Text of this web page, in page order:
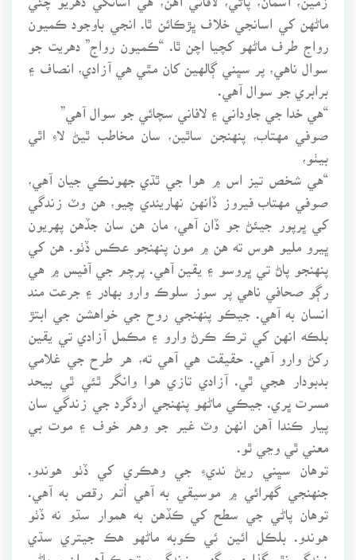
ماڻهن کي اسانجي خلاف ڀڙڪائن ٿا. انجي باوجود ڪميون
رواج طرف ماڻهو کچيا اچن ٿا. “ڪميون رواج” دهريت جو
سوال ناهي، پر سڀني ڳالهين کان مٿي هي آزادي، انصاف ۽
برابري جو سوال آهي.
“هي خدا جي جاوداني ۽ لافاني سچائي جو سوال آهي”
صوفي مهتاب، پنهنجن ساٿين، سان مخاطب ٿيڻ لاءِ اٿي
“هي شخص تيز اس ۾ هوا جي ٿڌي جهونڪي جيان آهي،
صوفي مهتاب فيروز ڏانهن نهاريندي چيو، هن وٽ زندگي
کي ڀرپور جيئڻ جو ڏان آهي، مان هن سان جڏهن پهريون
ڀيرو مليو هوس ته هن ۾ مون پنهنجو عڪس ڏٺو. هن کي
پنهنجو پاڻ تي ڀروسو ۽ يقين آهي. پرچم جي آفيس ۾ هي
رڳو صحافي ناهي پر سوز سلوڪ وارو بهادر ۽ جرعت مند
انسان به آهي. جيڪو پنهنجي روح جي خواهشن جي ابتڙ
بلڪه انهن کي ترڪ ڪرڻ وارو ۽ مڪمل آزادي تي يقين
رکڻ وارو آهي. حقيقت هي آهي ته، هر طرح جي غلامي
بدبودار هجي ٿي. آزادي تازي هوا وانگر ٿئي ٿي بيحد
مسرت ڀري. جيڪي ماڻهو پنهنجي اردگرد جي زندگي سان
پيار ڪندا آهن انهن وٽ غير جو وهم خوف ۽ موت بي
معني ٿي وڃي ٿو.
توهان سڀني ريڻ نديءِ جي وهڪري کي ڏٺو هوندو.
جنهنجي گهرائي ۾ موسيقي به آهي اُتم رقص به آهي.
توهان پاڻي جي سطح کي ڪڏهن به هموار سڌو نه ڏٺو
هوندو. بلڪل ائين ئي ڪوبه ماڻهو هڪ جيتري سڌي
زندگي نٿو گذاري سگهي. زندگي ۾تحرڪ آهي ان ۾ پاڻي